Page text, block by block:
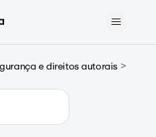
e direitos autorais